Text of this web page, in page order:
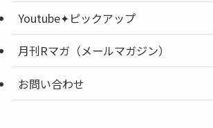
Youtube✦ピックアップ
月刊Rマガ（メールマガジン）
お問い合わせ